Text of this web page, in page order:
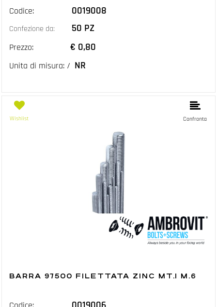
Codice: 0019008
Confezione da: 50 PZ
Prezzo: € 0,80
Unita di misura: / NR
Wishlist Confronta
BARRA 97500 FILETTATA ZINC MT.1 M.6